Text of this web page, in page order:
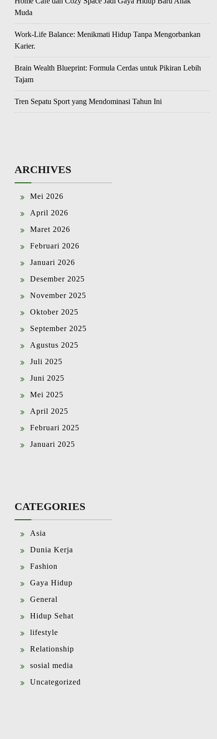
Muda
Work-Life Balance: Menikmati Hidup Tanpa Mengorbankan
Karier.
Brain Wealth Blueprint: Formula Cerdas untuk Pikiran Lebih
Tajam
Tren Sepatu Sport yang Mendominasi Tahun Ini
ARCHIVES
Mei 2026
April 2026
Maret 2026
Februari 2026
Januari 2026
Desember 2025
November 2025
Oktober 2025
September 2025
Agustus 2025
Juli 2025
Juni 2025
Mei 2025
April 2025
Februari 2025
Januari 2025
CATEGORIES
Asia
Dunia Kerja
Fashion
Gaya Hidup
General
Hidup Sehat
lifestyle
Relationship
sosial media
Uncategorized